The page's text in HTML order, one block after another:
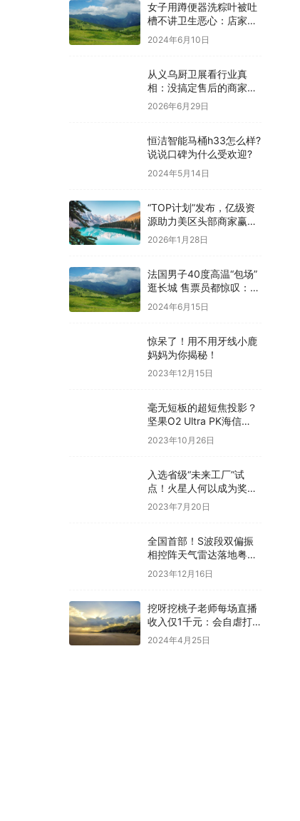
女子用蹲便器洗粽叶被吐
槽不讲卫生恶心：店家回
应比洗菜盆干净
2024年6月10日
从义乌厨卫展看行业真
相：没搞定售后的商家，
正在转投奇兵到家
2026年6月29日
恒洁智能马桶h33怎么样?
说说口碑为什么受欢迎?
2024年5月14日
“TOP计划”发布，亿级资
源助力美区头部商家赢在
新主场
2026年1月28日
法国男子40度高温“包场”
逛长城 售票员都惊叹：网
友点赞真“好汗”
2024年6月15日
惊呆了！用不用牙线小鹿
妈妈为你揭秘！
2023年12月15日
毫无短板的超短焦投影？
坚果O2 Ultra PK海信
100L 8K种草推荐
2023年10月26日
入选省级“未来工厂”试
点！火星人何以成为奖项
收割机？
2023年7月20日
全国首部！S波段双偏振
相控阵天气雷达落地粤港
澳大湾区
2023年12月16日
挖呀挖桃子老师每场直播
收入仅1千元：会自虐打
自己
2024年4月25日